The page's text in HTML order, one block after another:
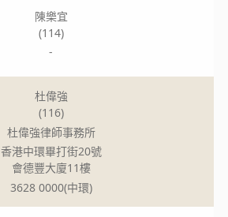
陳樂宜
(114)
-
杜偉強
(116)
杜偉強律師事務所
香港中環畢打街20號
會德豐大廈11樓
3628 0000(中環)